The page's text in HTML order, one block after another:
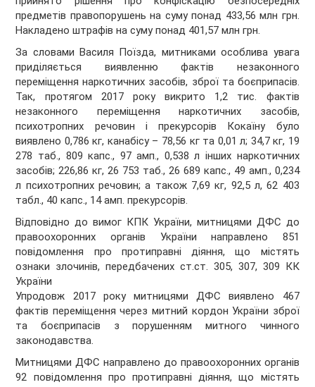
предметів правопорушень на суму понад 433,56 млн грн.
Накладено штрафів на суму понад 401,57 млн грн.
За словами Василя Поїзда, митниками особлива увага
приділяється виявленню фактів незаконного
переміщення наркотичних засобів, зброї та боєприпасів.
Так, протягом 2017 року викрито 1,2 тис. фактів
незаконного переміщення наркотичних засобів,
психотропних речовин і прекурсорів Кокаїну було
виявлено 0,786 кг, канабісу – 78,56 кг та 0,01 л; 34,7 кг, 19
278 таб., 809 капс., 97 амп., 0,538 л інших наркотичних
засобів; 226,86 кг, 26 753 таб., 26 689 капс., 49 амп., 0,234
л психотропних речовин; а також 7,69 кг, 92,5 л, 62 403
табл., 40 капс., 14 амп. прекурсорів.
Відповідно до вимог КПК України, митницями ДФС до
правоохоронних органів України направлено 851
повідомлення про протиправні діяння, що містять
ознаки злочинів, передбачених ст.ст. 305, 307, 309 КК
України
Упродовж 2017 року митницями ДФС виявлено 467
фактів переміщення через митний кордон України зброї
та боєприпасів з порушенням митного чинного
законодавства.
Митницями ДФС направлено до правоохоронних органів
92 повідомлення про протиправні діяння, що містять